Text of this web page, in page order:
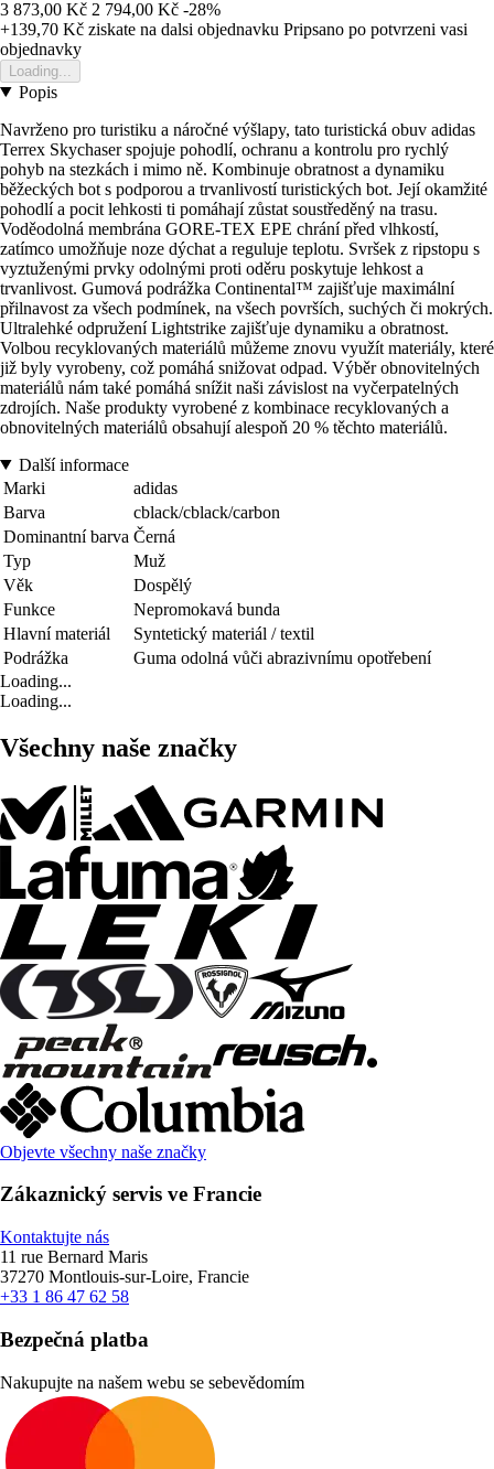
3 873,00 Kč 2 794,00 Kč -28%
+139,70 Kč ziskate na dalsi objednavku Pripsano po potvrzeni vasi
objednavky
Loading...
Popis
Navrženo pro turistiku a náročné výšlapy, tato turistická obuv adidas
Terrex Skychaser spojuje pohodlí, ochranu a kontrolu pro rychlý
pohyb na stezkách i mimo ně. Kombinuje obratnost a dynamiku
běžeckých bot s podporou a trvanlivostí turistických bot. Její okamžité
pohodlí a pocit lehkosti ti pomáhají zůstat soustředěný na trasu.
Voděodolná membrána GORE-TEX EPE chrání před vlhkostí,
zatímco umožňuje noze dýchat a reguluje teplotu. Svršek z ripstopu s
vyztuženými prvky odolnými proti oděru poskytuje lehkost a
trvanlivost. Gumová podrážka Continental™ zajišťuje maximální
přilnavost za všech podmínek, na všech površích, suchých či mokrých.
Ultralehké odpružení Lightstrike zajišťuje dynamiku a obratnost.
Volbou recyklovaných materiálů můžeme znovu využít materiály, které
již byly vyrobeny, což pomáhá snižovat odpad. Výběr obnovitelných
materiálů nám také pomáhá snížit naši závislost na vyčerpatelných
zdrojích. Naše produkty vyrobené z kombinace recyklovaných a
obnovitelných materiálů obsahují alespoň 20 % těchto materiálů.
Další informace
Marki
adidas
Barva
cblack/cblack/carbon
Dominantní barva Černá
Typ
Muž
Věk
Dospělý
Funkce
Nepromokavá bunda
Hlavní materiál
Syntetický materiál / textil
Podrážka
Guma odolná vůči abrazivnímu opotřebení
Loading...
Loading...
Všechny naše značky
Objevte všechny naše značky
Zákaznický servis ve Francie
Kontaktujte nás
11 rue Bernard Maris
37270 Montlouis-sur-Loire, Francie
+33 1 86 47 62 58
Bezpečná platba
Nakupujte na našem webu se sebevědomím